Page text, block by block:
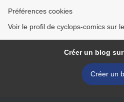
Préférences cookies
Voir le profil de cyclops-comics sur
Créer un blog
Créer un